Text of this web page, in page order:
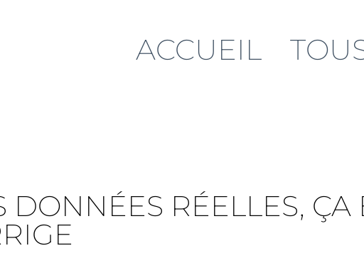
ACCUEIL
DONNÉES RÉELLES,